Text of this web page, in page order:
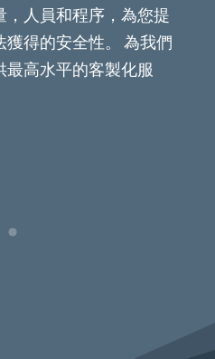
，人員和程序，為您提
獲得的安全性。 為我們
最高水平的客製化服